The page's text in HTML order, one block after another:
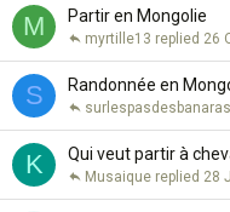
M Partir en Mongolie
26
myrtille13
S Randonnée en
surlespasdesbanaras
K Qui veut partir à
28
Musaique